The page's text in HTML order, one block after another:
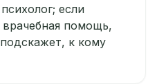
если
помощь,
к кому